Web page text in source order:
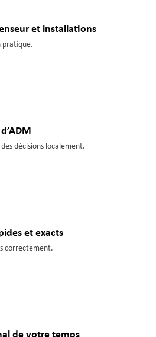
et installations
pratique.
décisions localement.
et exacts
correctement.
de votre temps